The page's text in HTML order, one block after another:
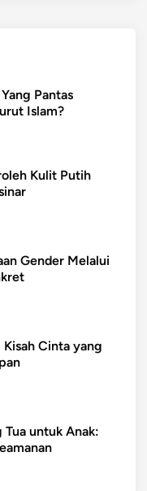
Pantas
Islam?
Kulit Putih
Gender Melalui
Cinta yang
Tua untuk Anak: